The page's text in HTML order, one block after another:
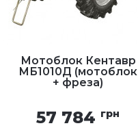
Мотоблок Кентавр
МБ1010Д (мотоблок
+ фреза)
57 784 грн